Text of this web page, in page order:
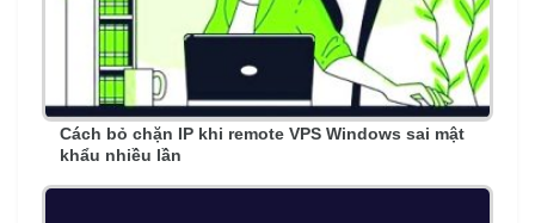
Cách bỏ chặn IP khi remote VPS Windows sai mật
khẩu nhiều lần